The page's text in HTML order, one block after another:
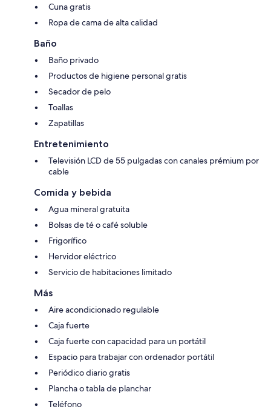
Cuna gratis
Ropa de cama de alta calidad
Baño
Baño privado
Productos de higiene personal gratis
Secador de pelo
Toallas
Zapatillas
Entretenimiento
Televisión LCD de 55 pulgadas con canales prémium por
cable
Comida y bebida
Agua mineral gratuita
Bolsas de té o café soluble
Frigorífico
Hervidor eléctrico
Servicio de habitaciones limitado
Más
Aire acondicionado regulable
Caja fuerte
Caja fuerte con capacidad para un portátil
Espacio para trabajar con ordenador portátil
Periódico diario gratis
Plancha o tabla de planchar
Teléfono